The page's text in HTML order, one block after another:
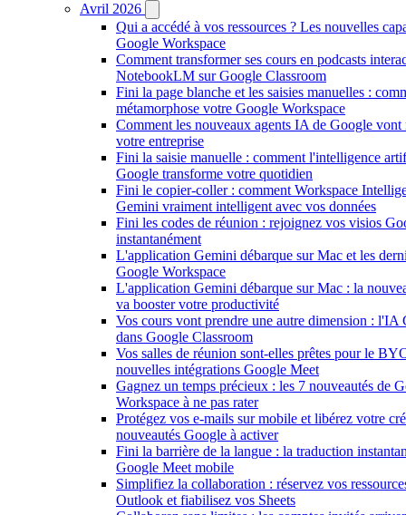
Avril 2026
Qui a accédé à vos ressources ? Les nouvelles
Google Workspace
Comment transformer ses cours en podcasts
NotebookLM sur Google Classroom
Fini la page blanche et les saisies manuelles :
métamorphose votre Google Workspace
Comment les nouveaux agents IA de Google
votre entreprise
Fini la saisie manuelle : comment l'intelligence
Google transforme votre quotidien
Fini le copier-coller : comment Workspace
Gemini vraiment intelligent avec vos données
Fini les codes de réunion : rejoignez vos visios
instantanément
L'application Gemini débarque sur Mac et les
Google Workspace
L'application Gemini débarque sur Mac : la
va booster votre productivité
Vos cours vont prendre une autre dimension : l'IA
dans Google Classroom
Vos salles de réunion sont-elles prêtes pour le
nouvelles intégrations Google Meet
Gagnez un temps précieux : les 7 nouveautés de
Workspace à ne pas rater
Protégez vos e-mails sur mobile et libérez votre
nouveautés Google à activer
Fini la barrière de la langue : la traduction
Google Meet mobile
Simplifiez la collaboration : réservez vos
Outlook et fiabilisez vos Sheets